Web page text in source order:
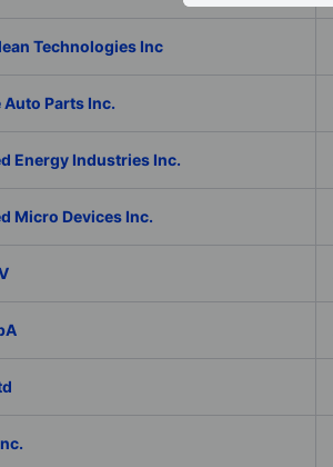
Technologies Inc
Auto Parts Inc.
Energy Industries Inc.
Micro Devices Inc.